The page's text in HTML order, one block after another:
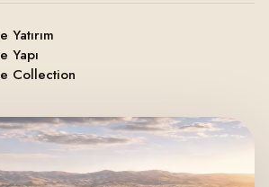
Yatırım
Yapı
Collection